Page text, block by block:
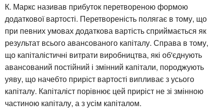
К. Маркс називав прибуток перетвореною формою
додаткової вартості. Перетвореність полягає в тому, що
при певних умовах додаткова вартість сприймається як
результат всього авансованого капіталу. Справа в тому,
що капіталістичні витрати виробництва, які об'єднують
авансований постійний і змінний капітали, породжують
уяву, що начебто приріст вартості випливає з усього
капіталу. Капіталіст порівнює цей приріст не зі змінною
частиною капіталу, а з усім капіталом.